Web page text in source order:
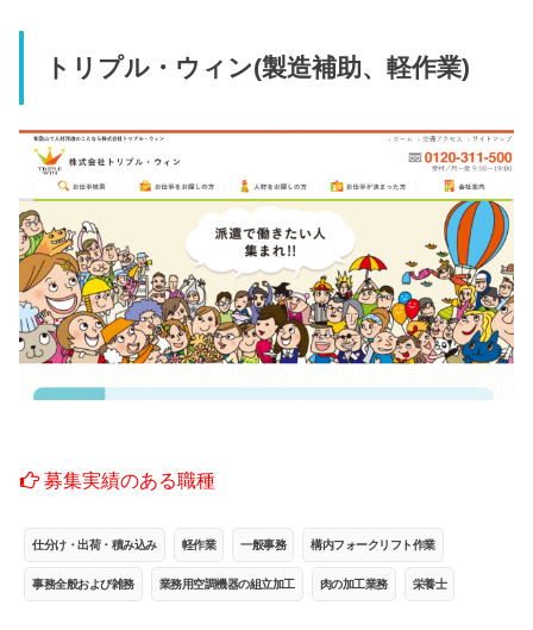
トリプル・ウィン(製造補助、軽作業)
募集実績のある職種
仕分け・出荷・積み込み 軽作業 一般事務 構内フォークリフト作業
事務全般および雑務 業務用空調機器の組立加工 肉の加工業務 栄養士